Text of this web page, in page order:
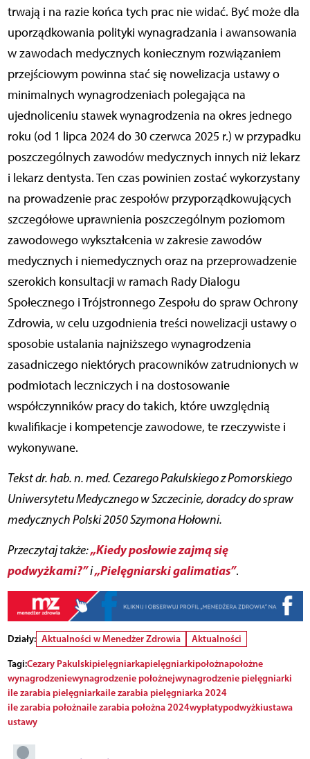
trwają i na razie końca tych prac nie widać. Być może dla
uporządkowania polityki wynagradzania i awansowania
w zawodach medycznych koniecznym rozwiązaniem
przejściowym powinna stać się nowelizacja ustawy o
minimalnych wynagrodzeniach polegająca na
ujednoliceniu stawek wynagrodzenia na okres jednego
roku (od 1 lipca 2024 do 30 czerwca 2025 r.) w przypadku
poszczególnych zawodów medycznych innych niż lekarz
i lekarz dentysta. Ten czas powinien zostać wykorzystany
na prowadzenie prac zespołów przyporządkowujących
szczegółowe uprawnienia poszczególnym poziomom
zawodowego wykształcenia w zakresie zawodów
medycznych i niemedycznych oraz na przeprowadzenie
szerokich konsultacji w ramach Rady Dialogu
Społecznego i Trójstronnego Zespołu do spraw Ochrony
Zdrowia, w celu uzgodnienia treści nowelizacji ustawy o
sposobie ustalania najniższego wynagrodzenia
zasadniczego niektórych pracowników zatrudnionych w
podmiotach leczniczych i na dostosowanie
współczynników pracy do takich, które uwzględnią
kwalifikacje i kompetencje zawodowe, te rzeczywiste i
wykonywane.
Tekst dr. hab. n. med. Cezarego Pakulskiego z Pomorskiego
Uniwersytetu Medycznego w Szczecinie, doradcy do spraw
medycznych Polski 2050 Szymona Hołowni.
Przeczytaj także:„Kiedy posłowie zajmą się
podwyżkami?”i„Pielęgniarski galimatias”.
Działy: Aktualności w Menedżer Zdrowia
Aktualności
Tagi:Cezary Pakulskipielęgniarkapielęgniarkipołożnapołożne
wynagrodzeniewynagrodzenie położnejwynagrodzenie pielęgniarki
ile zarabia pielęgniarkaile zarabia pielęgniarka 2024
ile zarabia położnaile zarabia położna 2024wypłatypodwyżkiustawa
ustawy